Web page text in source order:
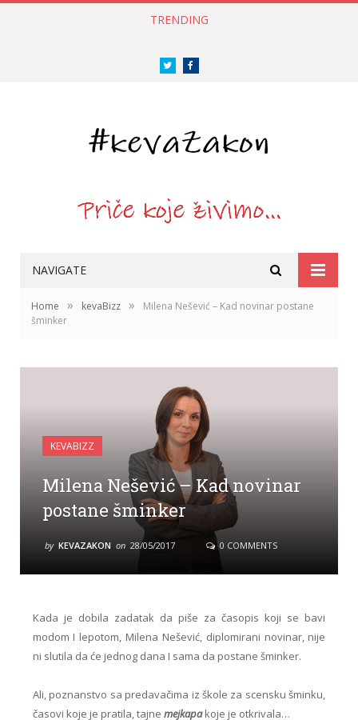
TRENDING
Twitter
NAVIGATE
Home » kevaBizz »
Milena Nešević – Kad novinar postane
šminker
KEVABIZZ
Milena Nešević – Kad novinar
postane šminker
by KEVAZAKON on 28/05/2017 0 COMMENTS
Kada je dobila zadatak da piše za časopis koji se bavi
modom I lepotom, Milena Nešević, diplomirani novinar, nije
ni slutila da će jednog dana I sama da postane šminker.
Ali, poznanstvo sa predavačima iz škole za scensku šminku,
časovi koje je pratila, tajne mejkapakoje je otkrivala…